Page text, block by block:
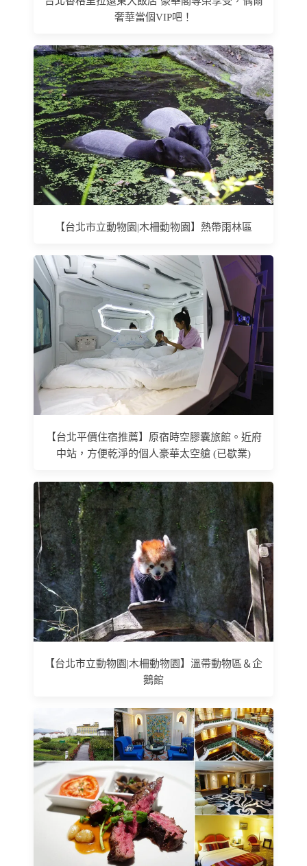
奢華當個VIP吧！
【台北市立動物園|木柵動物園】熱帶雨林區
【台北平價住宿推薦】原宿時空膠囊旅館。近府
中站，方便乾淨的個人豪華太空艙 (已歇業)
【台北市立動物園|木柵動物園】溫帶動物區＆企
鵝館